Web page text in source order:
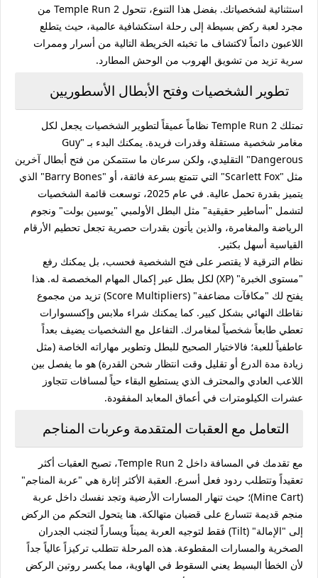
استثنائية لشخصياتك. بفضل هذا التنوع، تتحول Temple Run 2 من
مجرد لعبة ركض بسيطة إلى رحلة استكشافية عالمية، حيث يتطلع
اللاعبون دائماً لاكتشاف ما تخبئه الخريطة التالية من أسرار وممرات
سرية تزيد من تشويق الهروب من الوحش المطارد.
تطوير الشخصيات وفتح الأبطال الأسطوريين
تمتلك Temple Run 2 نظاماً عميقاً لتطوير الشخصيات يجعل لكل
مغامر شخصية مستقلة وقدرات فريدة. يمكنك البدء بـ "Guy
Dangerous" التقليدي، ولكن سرعان ما ستتمكن من فتح أبطال آخرين
مثل "Scarlett Fox" التي تتمتع بسرعة فائقة، أو "Barry Bones" الذي
يتميز بقدرة تحمل عالية. في عام 2025، توسعت قائمة الشخصيات
لتشمل "أساطير حقيقية" مثل البطل الأولمبي "يوسين بولت" ونجوم
الرياضة والمغامرة، والذين يأتون بقدرات حصرية تجعل تحطيم الأرقام
القياسية أسهل بكثير.
نظام الترقية لا يقتصر على فتح الشخصية فحسب، بل يمكنك رفع
"مستوى الخبرة" (XP) لكل بطل عبر إكمال المهام المخصصة له. هذا
يفتح لك "مكافآت مضاعفة" (Score Multipliers) تزيد من مجموع
نقاطك النهائي بشكل كبير. كما يمكنك شراء ملابس وإكسسوارات
تعطي طابعاً شخصياً لمغامرك. التفاعل مع الشخصيات يضيف بعداً
عاطفياً للعبة؛ فالاختيار الصحيح للبطل وتطوير مهاراته الخاصة (مثل
زيادة مدة الدرع أو تقليل وقت انتظار شحن القدرة) هو ما يفصل بين
اللاعب العادي والمحترف الذي يستطيع البقاء حياً لمسافات تتجاوز
عشرات الكيلومترات في أعماق المعابد المفقودة.
التعامل مع العقبات المتقدمة وعربات المناجم
مع تقدمك في المسافة داخل Temple Run 2، تصبح العقبات أكثر
تعقيداً وتتطلب ردود فعل أسرع. العقبة الأكثر إثارة هي "عربة المناجم"
(Mine Cart)؛ حيث تنهار المسارات الأرضية وتجد نفسك داخل عربة
منجم قديمة تتسارع على قضبان متهالكة. هنا يتحول التحكم من الركض
إلى "الإمالة" (Tilt) فقط لتوجيه العربة يميناً ويساراً لتجنب الجدران
الصخرية والمسارات المقطوعة. هذه المرحلة تتطلب تركيزاً عالياً جداً
لأن الخطأ البسيط يعني السقوط في الهاوية، مما يكسر روتين الركض